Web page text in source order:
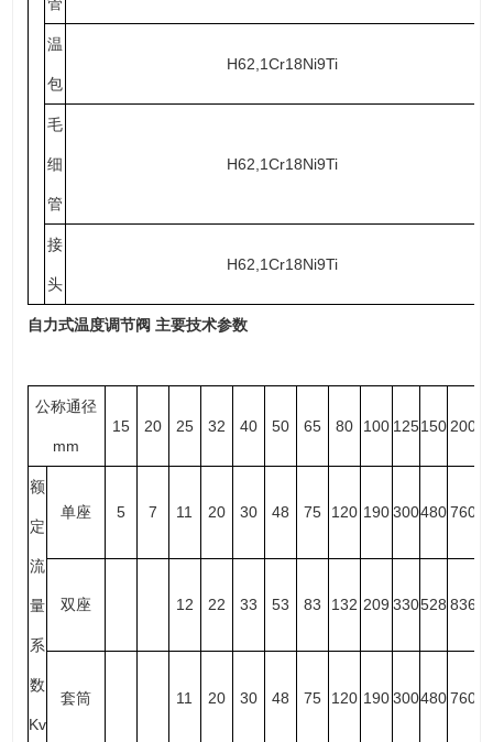
管
温
包
H62,1Cr18Ni9Ti
毛
细
管
H62,1Cr18Ni9Ti
接
头
H62,1Cr18Ni9Ti
自力式温度调节阀 主要技术参数
公称通径
mm
15 20 25 32 40 50 65 80 100 125150200
额
定
流
量
系
数
Kv
单座 5 7 11 20 30 48 75 120 190300480760
双座 12 22 33 53 83 132 209 330528 836
套筒 11 20 30 48 75 120 190300480760